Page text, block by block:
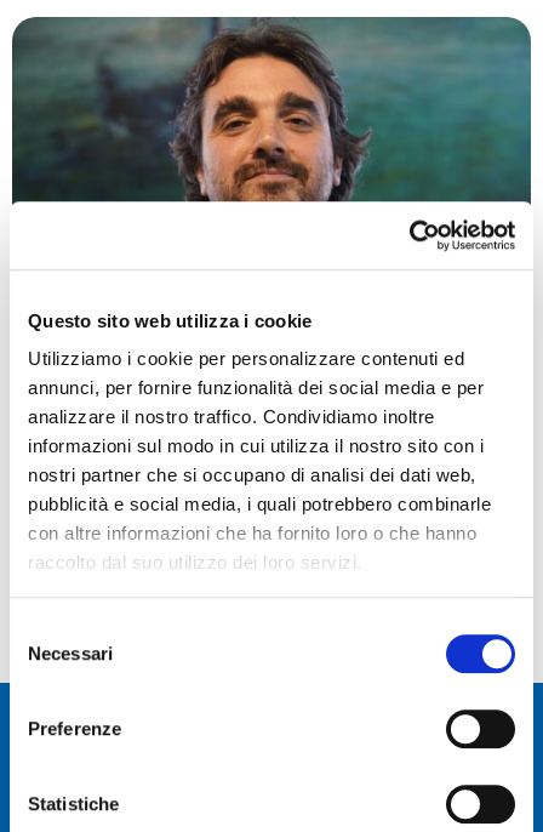
Questo sito web utilizza i cookie
Utilizziamo i cookie per personalizzare contenuti ed
annunci, per fornire funzionalità dei social media e per
analizzare il nostro traffico. Condividiamo inoltre
informazioni sul modo in cui utilizza il nostro sito con i
nostri partner che si occupano di analisi dei dati web,
pubblicità e social media, i quali potrebbero combinarle
con altre informazioni che ha fornito loro o che hanno
raccolto dal suo utilizzo dei loro servizi.
del
consenso
Necessari
Preferenze
Statistiche
Luca Gariboldi collabora in ambito comunicazione e
di marketing digitale.
Gestisce i social media e l’ufficio stampa di Daniele
Novara e del CPP.
Supporta il marketing in ambito digitale.